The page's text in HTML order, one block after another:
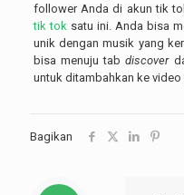
follower Anda di akun tik
tik tok satu ini. Anda bisa
unik dengan musik yang
bisa menuju tabdiscover
untuk ditambahkan ke video
Bagikan